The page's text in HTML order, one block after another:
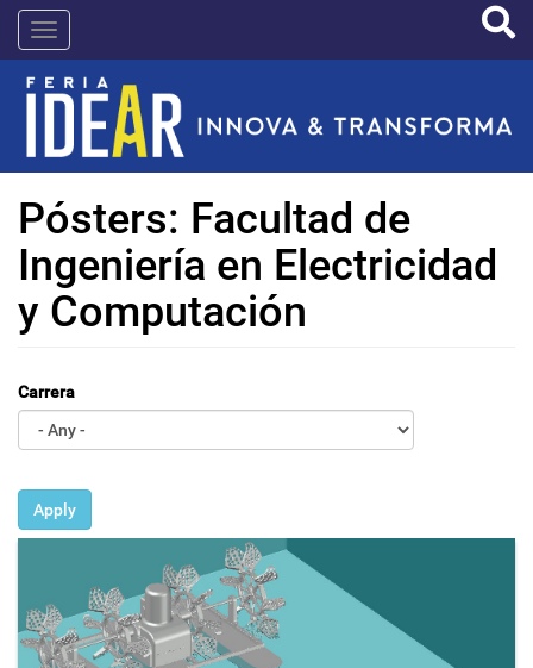
Pasar
contenido
principal
IDEAR
Pósters: Facultad de
Ingeniería en Electricidad
y Computación
Carrera
Apply